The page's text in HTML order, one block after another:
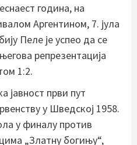
година, на
Аргентином, 7. јула
Пеле је успео да се
репрезентација
1:2.
јавност први пут
у Шведској 1958.
у финалу против
„Златну богињу“,